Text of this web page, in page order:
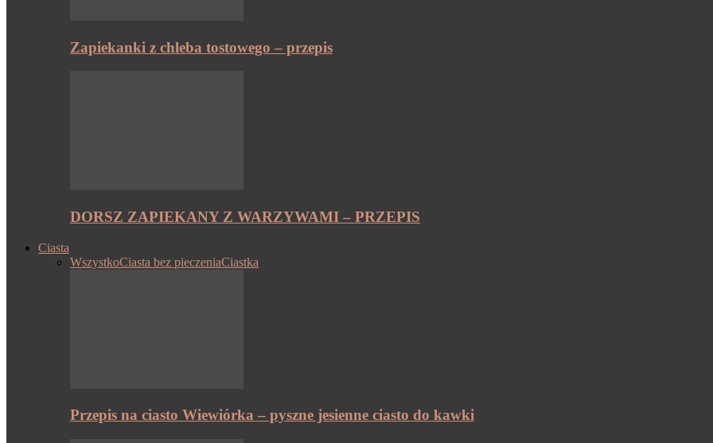
Zapiekanki z chleba tostowego – przepis
DORSZ ZAPIEKANY Z WARZYWAMI – PRZEPIS
Ciasta
WszystkoCiasta bez pieczeniaCiastka
Przepis na ciasto Wiewiórka – pyszne jesienne ciasto do kawki